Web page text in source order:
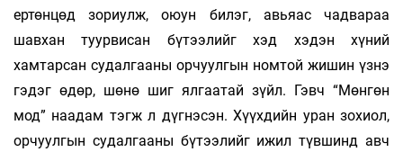
ертөнцөд зориулж, оюун билэг, авьяас чадвараа
шавхан туурвисан бүтээлийг хэд хэдэн хүний
хамтарсан судалгааны орчуулгын номтой жишин үзнэ
гэдэг өдөр, шөнө шиг ялгаатай зүйл. Гэвч “Мөнгөн
мод” наадам тэгж л дүгнэсэн. Хүүхдийн уран зохиол,
орчуулгын судалгааны бүтээлийг ижил түвшинд авч